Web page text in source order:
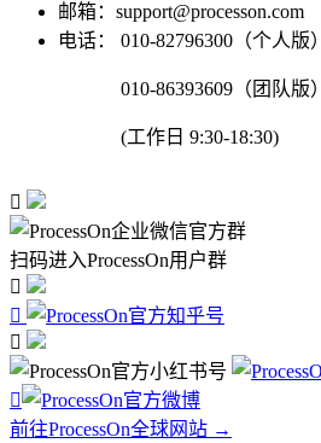
邮箱：support@processon.com
电话：
010-82796300（个人版）
010-86393609（团队版）
(工作日 9:30-18:30)

扫码进入ProcessOn用户群




前往ProcessOn全球网站 →